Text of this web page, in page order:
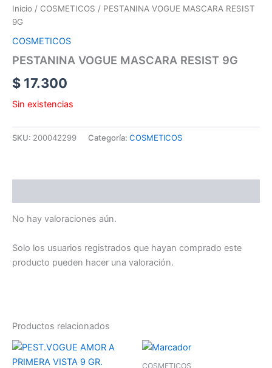
Inicio / COSMETICOS / PESTANINA VOGUE MASCARA RESIST
9G
COSMETICOS
PESTANINA VOGUE MASCARA RESIST 9G
$ 17.300
Sin existencias
SKU: 200042299 Categoría: COSMETICOS
No hay valoraciones aún.
Solo los usuarios registrados que hayan comprado este
producto pueden hacer una valoración.
Productos relacionados
COSMETICOS